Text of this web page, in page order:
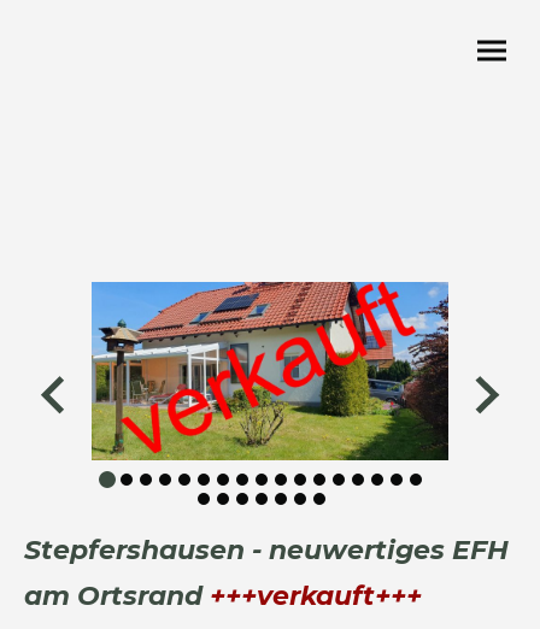
Stepfershausen - neuwertiges EFH
am Ortsrand +++verkauft+++